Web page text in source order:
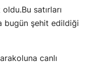
satırları
bugün şehit edildiği
canlı